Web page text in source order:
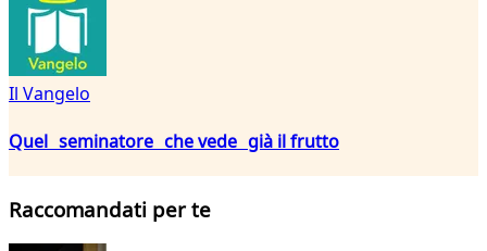
Il Vangelo
Quel seminatore che vede già il frutto
Raccomandati per te